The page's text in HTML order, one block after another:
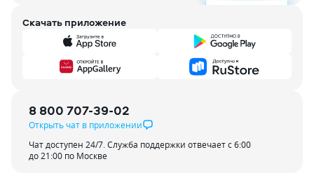
Скачать приложение
8 800 707-39-02
Открыть чат в приложении
Чат доступен 24/7. Служба поддержки отвечает с 6:00
до 21:00 по Москве